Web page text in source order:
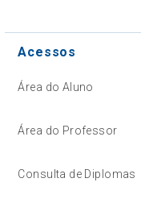
Acessos
Área do Aluno
Área do Professor
Consulta de Diplomas